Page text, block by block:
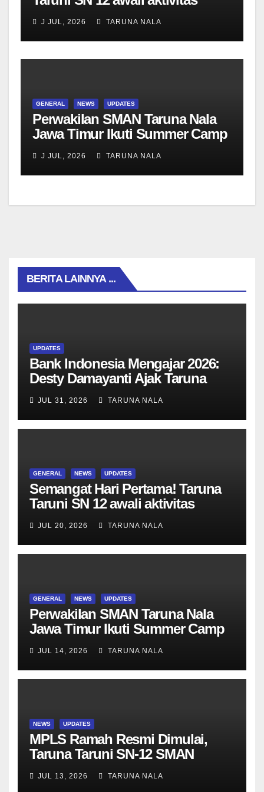
Asesmen Diagnostik
J JUL, 2026 TARUNA NALA
GENERAL NEWS UPDATES
Perwakilan SMAN Taruna Nala
Jawa Timur Ikuti Summer Camp
J JUL, 2026 TARUNA NALA
BERITA LAINNYA ...
UPDATES
Bank Indonesia Mengajar 2026:
Desty Damayanti Ajak Taruna
Menjadi Generasi Pemimpin
Berwawasan Global
JUL 31, 2026 TARUNA NALA
GENERAL NEWS UPDATES
Semangat Hari Pertama! Taruna
Taruni SN 12 awali aktivitas
Asesmen Diagnostik
JUL 20, 2026 TARUNA NALA
GENERAL NEWS UPDATES
Perwakilan SMAN Taruna Nala
Jawa Timur Ikuti Summer Camp
JUL 14, 2026 TARUNA NALA
NEWS UPDATES
MPLS Ramah Resmi Dimulai,
Taruna Taruni SN-12 SMAN
Menjalani Tahun Ajaran Baru
JUL 13, 2026 TARUNA NALA